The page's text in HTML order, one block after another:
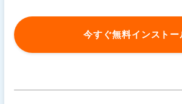
今すぐ無料インストー